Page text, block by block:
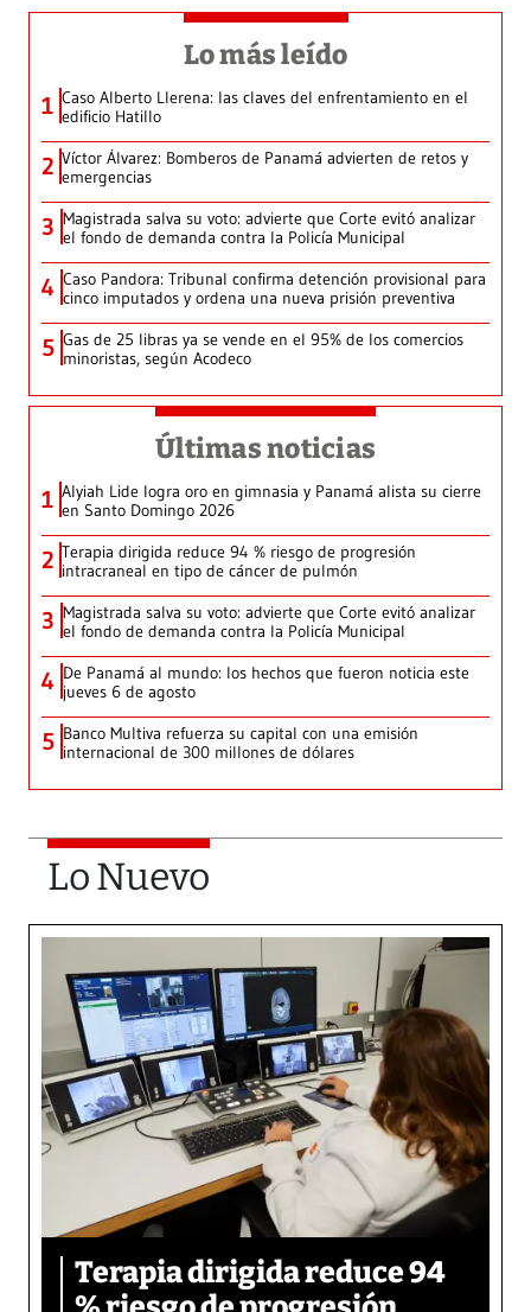
Lo más leído
1 Caso Alberto Llerena: las claves del enfrentamiento en el
edificio Hatillo
2 Víctor Álvarez: Bomberos de Panamá advierten de retos y
emergencias
3 Magistrada salva su voto: advierte que Corte evitó analizar
el fondo de demanda contra la Policía Municipal
4 Caso Pandora: Tribunal confirma detención provisional para
cinco imputados y ordena una nueva prisión preventiva
5 Gas de 25 libras ya se vende en el 95% de los comercios
minoristas, según Acodeco
Últimas noticias
1 Alyiah Lide logra oro en gimnasia y Panamá alista su cierre
en Santo Domingo 2026
2 Terapia dirigida reduce 94 % riesgo de progresión
intracraneal en tipo de cáncer de pulmón
3 Magistrada salva su voto: advierte que Corte evitó analizar
el fondo de demanda contra la Policía Municipal
4 De Panamá al mundo: los hechos que fueron noticia este
jueves 6 de agosto
5 Banco Multiva refuerza su capital con una emisión
internacional de 300 millones de dólares
Lo Nuevo
Terapia dirigida reduce 94